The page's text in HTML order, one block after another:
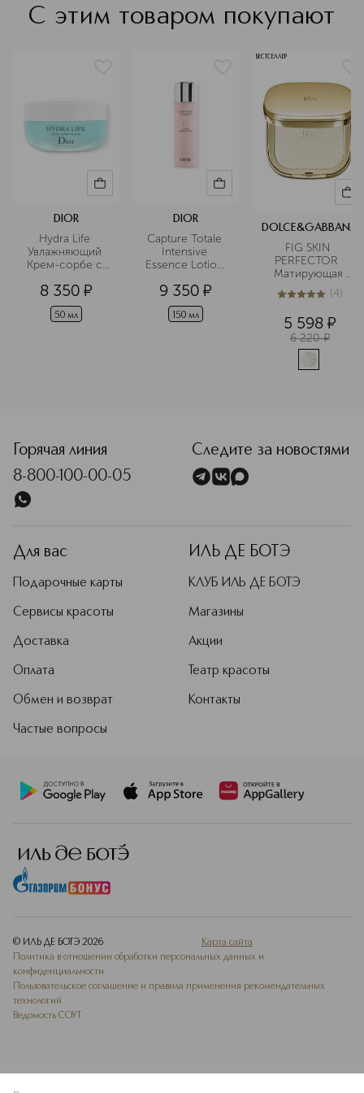
CITRAL, CI 60730 (EXT. VIOLET 2), DIMETHYL
PHENETHYL ACETATE, CI 19140 (YELLOW 5), CI 42090
С этим товаром покупают
DIOR
Hydra Life
Увлажняющий
Крем-сорбе с
текстурой
8 350 ¤
50 мл
DIOR
Capture Totale
Intensive
Essence Lotion
лица
9 350 ¤
150 мл
БЕСТСЕЛЛЕР
DOLCE&GABBANA
FIG SKIN
PERFECTOR
Матирующая
пудра
4.8из54 (4)
5 598 ¤
6 220 ¤
Горячая линия
8-800-100-00-05
Следите за новостями
Для вас
Подарочные карты
Сервисы красоты
Доставка
Оплата
Обмен и возврат
Частые вопросы
ИЛЬ ДЕ БОТЭ
КЛУБ ИЛЬ ДЕ БОТЭ
Магазины
Акции
Театр красоты
Контакты
© ИЛЬ ДЕ БОТЭ 2026
Карта сайта
Политика в отношении обработки персональных данных и
конфиденциальности
Пользовательское соглашение и правила применения рекомендательных
технологий
Ведомость СОУТ